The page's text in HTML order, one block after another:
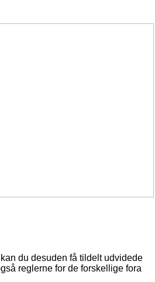
du desuden få tildelt udvidede
reglerne for de forskellige fora